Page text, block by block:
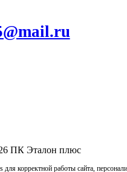
ПК Эталон плюс
корректной работы сайта,